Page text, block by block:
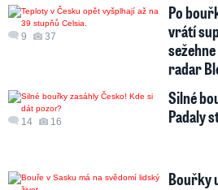
9 37
Po
vrátí
radar
14 16
Silné
Padaly
Bouřky